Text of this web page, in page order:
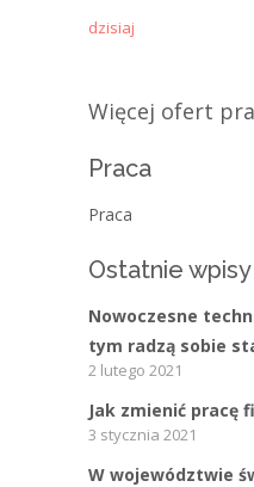
dzisiaj
Więcej ofert
Praca
Praca
Ostatnie wpisy
Nowoczesne
tym radzą sobie
2 lutego 2021
Jak zmienić pracę
3 stycznia 2021
W województwie